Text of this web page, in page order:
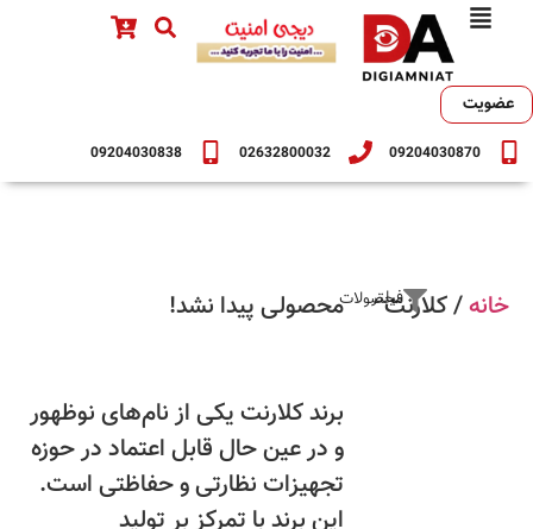
09204030870
02632800032
09204030838
عضویت
خانه/ کلارنتفیلتر محصولاتمحصولی پیدا نشد!
برند کلارنت یکی از نام‌های نوظهور
و در عین حال قابل اعتماد در حوزه
تجهیزات نظارتی و حفاظتی است.
این برند با تمرکز بر تولید